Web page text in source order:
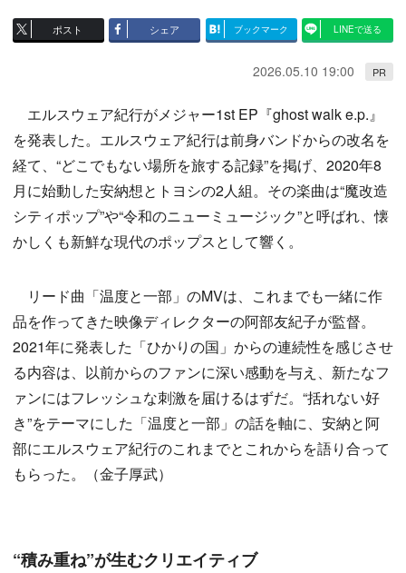
ポスト シェア ブックマーク LINEで送る
2026.05.10 19:00 PR
エルスウェア紀行がメジャー1st EP『ghost walk e.p.』
を発表した。エルスウェア紀行は前身バンドからの改名を
経て、“どこでもない場所を旅する記録”を掲げ、2020年8
月に始動した安納想とトヨシの2人組。その楽曲は“魔改造
シティポップ”や“令和のニューミュージック”と呼ばれ、懐
かしくも新鮮な現代のポップスとして響く。
リード曲「温度と一部」のMVは、これまでも一緒に作
品を作ってきた映像ディレクターの阿部友紀子が監督。
2021年に発表した「ひかりの国」からの連続性を感じさせ
る内容は、以前からのファンに深い感動を与え、新たなフ
ァンにはフレッシュな刺激を届けるはずだ。“括れない好
き”をテーマにした「温度と一部」の話を軸に、安納と阿
部にエルスウェア紀行のこれまでとこれからを語り合って
もらった。（金子厚武）
“積み重ね”が生むクリエイティブ